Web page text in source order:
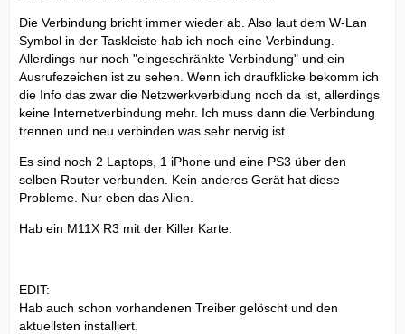
Die Verbindung bricht immer wieder ab. Also laut dem W-Lan
Symbol in der Taskleiste hab ich noch eine Verbindung.
Allerdings nur noch "eingeschränkte Verbindung" und ein
Ausrufezeichen ist zu sehen. Wenn ich draufklicke bekomm ich
die Info das zwar die Netzwerkverbidung noch da ist, allerdings
keine Internetverbindung mehr. Ich muss dann die Verbindung
trennen und neu verbinden was sehr nervig ist.
Es sind noch 2 Laptops, 1 iPhone und eine PS3 über den
selben Router verbunden. Kein anderes Gerät hat diese
Probleme. Nur eben das Alien.
Hab ein M11X R3 mit der Killer Karte.
EDIT:
Hab auch schon vorhandenen Treiber gelöscht und den
aktuellsten installiert.